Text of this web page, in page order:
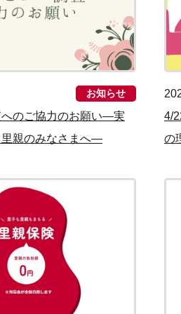
お知らせ
のご協力のお願い—実
親のみなさまへ—
4/
の